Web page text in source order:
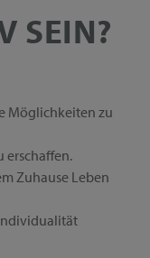
SEIN?
Möglichkeiten zu
erschaffen.
Zuhause Leben